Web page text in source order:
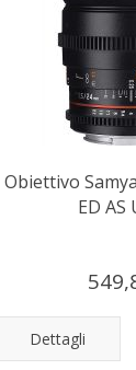
Obiettivo
ED AS
Dettagli